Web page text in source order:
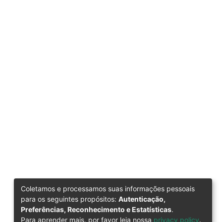
Coletamos e processamos suas informações pessoais
para os seguintes propósitos: Autenticação,
Preferências, Reconhecimento e Estatísticas.
Para aprender mais, por favor leia nossa privacy policy.